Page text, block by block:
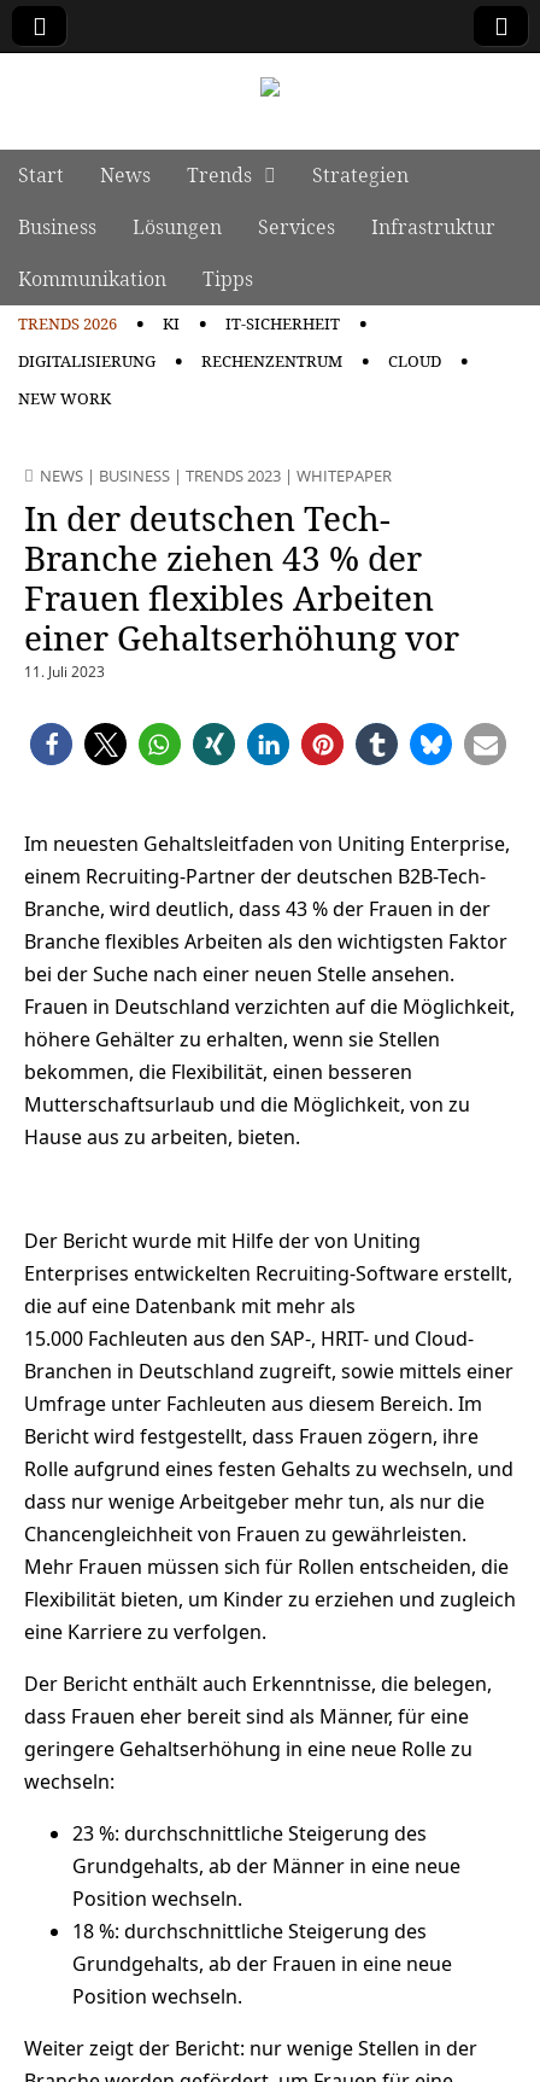
Main menu
Skip to content
Start News Trends
Strategien
Business
Lösungen Services
Infrastruktur
Kommunikation
Tipps
TRENDS 2026 KI
IT-SICHERHEIT
DIGITALISIERUNG
RECHENZENTRUM
CLOUD
NEW WORK
NEWS | BUSINESS | TRENDS 2023 | WHITEPAPER
In der deutschen Tech-
Branche ziehen 43 % der
Frauen flexibles Arbeiten
einer Gehaltserhöhung vor
11. Juli 2023
Im neuesten Gehaltsleitfaden von Uniting Enterprise,
einem Recruiting-Partner der deutschen B2B-Tech-
Branche, wird deutlich, dass 43 % der Frauen in der
Branche flexibles Arbeiten als den wichtigsten Faktor
bei der Suche nach einer neuen Stelle ansehen.
Frauen in Deutschland verzichten auf die Möglichkeit,
höhere Gehälter zu erhalten, wenn sie Stellen
bekommen, die Flexibilität, einen besseren
Mutterschaftsurlaub und die Möglichkeit, von zu
Hause aus zu arbeiten, bieten.
Der Bericht wurde mit Hilfe der von Uniting
Enterprises entwickelten Recruiting-Software erstellt,
die auf eine Datenbank mit mehr als
15.000 Fachleuten aus den SAP-, HRIT- und Cloud-
Branchen in Deutschland zugreift, sowie mittels einer
Umfrage unter Fachleuten aus diesem Bereich. Im
Bericht wird festgestellt, dass Frauen zögern, ihre
Rolle aufgrund eines festen Gehalts zu wechseln, und
dass nur wenige Arbeitgeber mehr tun, als nur die
Chancengleichheit von Frauen zu gewährleisten.
Mehr Frauen müssen sich für Rollen entscheiden, die
Flexibilität bieten, um Kinder zu erziehen und zugleich
eine Karriere zu verfolgen.
Der Bericht enthält auch Erkenntnisse, die belegen,
dass Frauen eher bereit sind als Männer, für eine
geringere Gehaltserhöhung in eine neue Rolle zu
wechseln:
23 %: durchschnittliche Steigerung des
Grundgehalts, ab der Männer in eine neue
Position wechseln.
18 %: durchschnittliche Steigerung des
Grundgehalts, ab der Frauen in eine neue
Position wechseln.
Weiter zeigt der Bericht: nur wenige Stellen in der